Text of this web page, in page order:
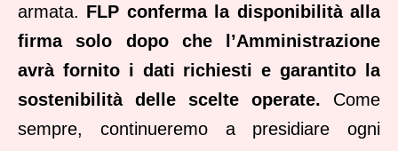
armata. FLP conferma la disponibilità alla
firma solo dopo che l’Amministrazione
avrà fornito i dati richiesti e garantito la
sostenibilità delle scelte operate. Come
sempre, continueremo a presidiare ogni